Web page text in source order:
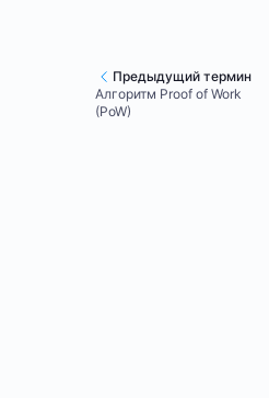
Предыдущий термин
Алгоритм Proof of Work
(PoW)